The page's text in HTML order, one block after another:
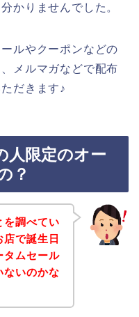
かりませんでした。
ルやクーポンなどの
メルマガなどで配布
だきます♪
人限定のオー
？
を調べてい
で誕生日
タムセール
ないのかな